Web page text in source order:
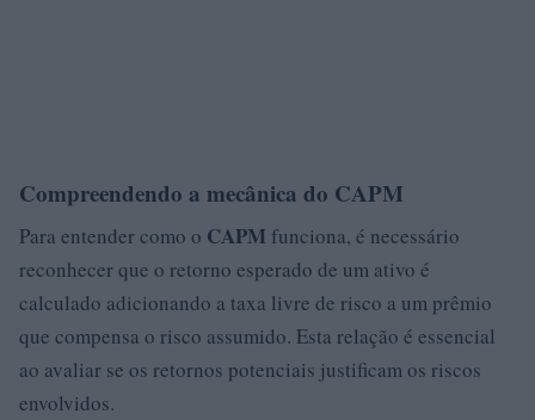
Compreendendo a mecânica do CAPM
Para entender como o CAPM funciona, é necessário
reconhecer que o retorno esperado de um ativo é
calculado adicionando a taxa livre de risco a um prêmio
que compensa o risco assumido. Esta relação é essencial
ao avaliar se os retornos potenciais justificam os riscos
envolvidos.